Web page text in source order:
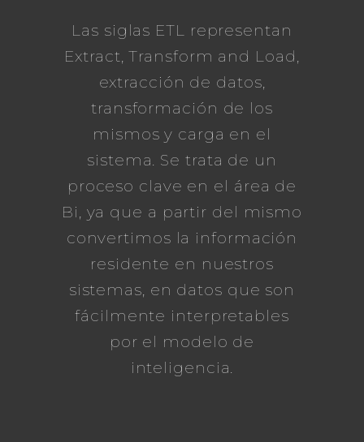
Las siglas ETL representan
Extract, Transform and Load,
extracción de datos,
transformación de los
mismos y carga en el
sistema. Se trata de un
proceso clave en el área de
Bi, ya que a partir del mismo
convertimos la información
residente en nuestros
sistemas, en datos que son
fácilmente interpretables
por el modelo de
inteligencia.